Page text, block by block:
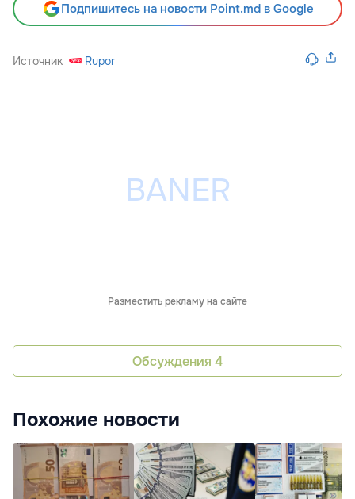
Подпишитесь на новости Point.md в Google
Источник Rupor
Разместить рекламу на сайте
Обсуждения 4
Похожие новости